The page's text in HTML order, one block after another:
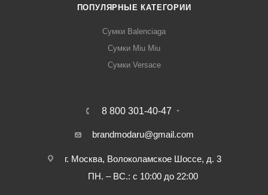
ПОПУЛЯРНЫЕ КАТЕГОРИИ
Сумки Balenciaga
Сумки Miu Miu
Сумки Versace
8 800 301-40-47
brandmodaru@gmail.com
г. Москва, Волоколамское Шоссе, д. 3
ПН. – ВС.: с 10:00 до 22:00